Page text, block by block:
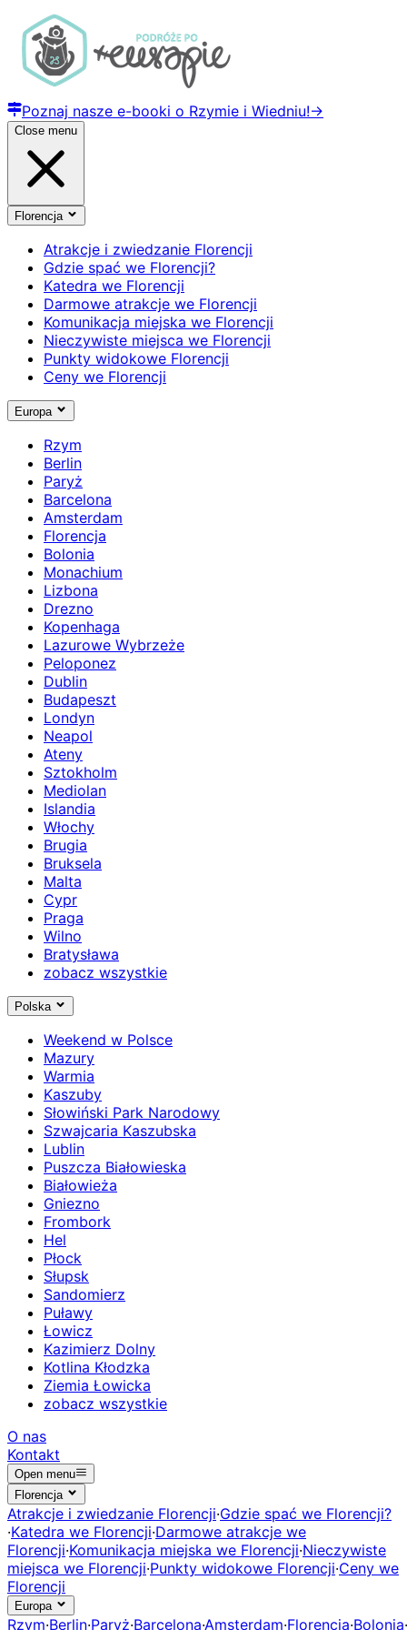
Poznaj nasze e-booki o Rzymie i Wiedniu!→
Close menu
Florencja
Atrakcje i zwiedzanie Florencji
Gdzie spać we Florencji?
Katedra we Florencji
Darmowe atrakcje we Florencji
Komunikacja miejska we Florencji
Nieczywiste miejsca we Florencji
Punkty widokowe Florencji
Ceny we Florencji
Europa
Rzym
Berlin
Paryż
Barcelona
Amsterdam
Florencja
Bolonia
Monachium
Lizbona
Drezno
Kopenhaga
Lazurowe Wybrzeże
Peloponez
Dublin
Budapeszt
Londyn
Neapol
Ateny
Sztokholm
Mediolan
Islandia
Włochy
Brugia
Bruksela
Malta
Cypr
Praga
Wilno
Bratysława
zobacz wszystkie
Polska
Weekend w Polsce
Mazury
Warmia
Kaszuby
Słowiński Park Narodowy
Szwajcaria Kaszubska
Lublin
Puszcza Białowieska
Białowieża
Gniezno
Frombork
Hel
Płock
Słupsk
Sandomierz
Puławy
Łowicz
Kazimierz Dolny
Kotlina Kłodzka
Ziemia Łowicka
zobacz wszystkie
O nas
Kontakt
Open menu
Florencja
Atrakcje i zwiedzanie Florencji·Gdzie spać we Florencji?
·Katedra we Florencji·Darmowe atrakcje we
Florencji·Komunikacja miejska we Florencji·Nieczywiste
miejsca we Florencji·Punkty widokowe Florencji·Ceny we
Florencji
Europa
Rzym·Berlin·Paryż·Barcelona·Amsterdam·Florencja·Bolonia·